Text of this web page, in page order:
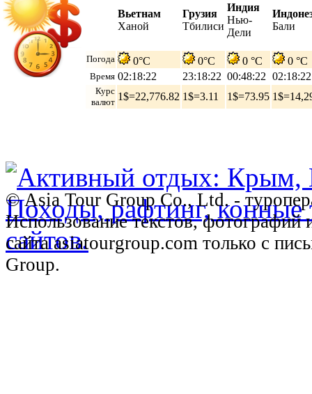
Вьетнам
Ханой
Грузия
Тбилиси
Индия
Нью-
Дели
Бали
Погода 0°C 0°C 0 °C 0 °C
Время 02:18:23 23:18:23 00:48:23 02:18:23
Курс
валют 1$=22,776.82 1$=3.11 1$=73.95
© Asia Tour Group Co., Ltd. -
Использование текстов,
сайта asiatourgroup.com только с
Group.